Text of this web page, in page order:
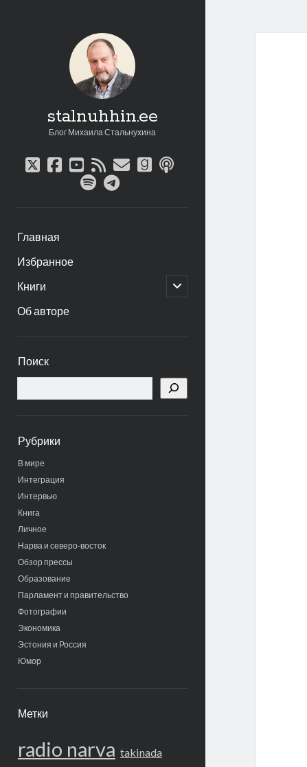
stalnuhhin.ee
Блог Михаила Стальнухина
twitter
facebook
youtube
rssemailgoodreads
podcast
spotifytelegram
Главная
Избранное
Книги
открыть
дочернее
Об авторе
панель
Поиск
Рубрики
В мире
Интеграция
Интервью
Книга
Личное
Нарва и северо-восток
Обзор прессы
Образование
Парламент и правительство
Фотографии
Экономика
Эстония и Россия
Юмор
Метки
radio narva takinada